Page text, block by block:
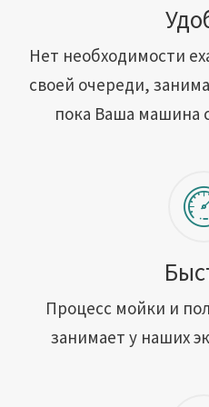
Нет необходимости
своей очереди,
пока Ваша машина
Процесс мойки и
занимает у наших